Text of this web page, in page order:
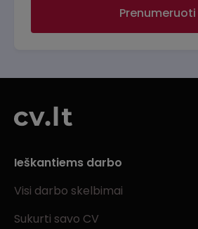
Prenumeruoti
Ieškantiems darbo
Visi darbo skelbimai
Sukurti savo CV